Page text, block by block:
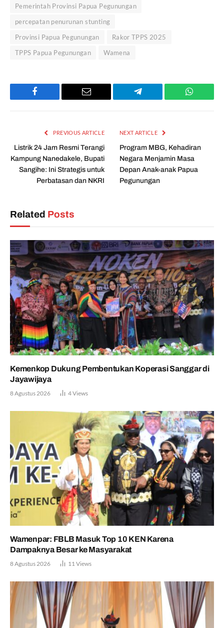
Pemerintah Provinsi Papua Pegunungan
percepatan penurunan stunting
Provinsi Papua Pegunungan
Rakor TPPS 2025
TPPS Papua Pegunungan
Wamena
Facebook Email Telegram
PREVIOUS ARTICLE
Listrik 24 Jam Resmi Terangi
Kampung Nanedakele, Bupati
Sangihe: Ini Strategis untuk
Perbatasan dan NKRI
NEXT ARTICLE
Program MBG, Kehadiran
Negara Menjamin Masa
Depan Anak-anak Papua
Pegunungan
Related Posts
Kemenkop Dukung Pembentukan Koperasi Sanggar di
Jayawijaya
8 Agustus 2026 4Views
Wamenpar: FBLB Masuk Top 10 KEN Karena
Dampaknya Besar ke Masyarakat
8 Agustus 2026 11Views